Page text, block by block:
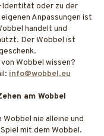
Identität oder zu der
Anpassungen ist
handelt und
Der Wobbel ist
Wobbel wissen?
info@wobbel.eu
am Wobbel
nie alleine und
mit dem Wobbel.